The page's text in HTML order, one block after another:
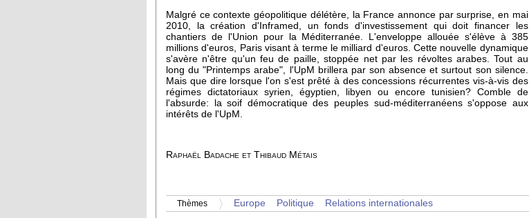
Malgré ce contexte géopolitique délétère, la France annonce par surprise, en mai
2010, la création d'Inframed, un fonds d'investissement qui doit financer les
chantiers de l'Union pour la Méditerranée. L'enveloppe allouée s'élève à 385
millions d'euros, Paris visant à terme le milliard d'euros. Cette nouvelle dynamique
s'avère n'être qu'un feu de paille, stoppée net par les révoltes arabes. Tout au
long du "Printemps arabe", l'UpM brillera par son absence et surtout son silence.
Mais que dire lorsque l'on s'est prêté à des concessions récurrentes vis-à-vis des
régimes dictatoriaux syrien, égyptien, libyen ou encore tunisien? Comble de
l'absurde: la soif démocratique des peuples sud-méditerranéens s'oppose aux
intérêts de l'UpM.
Raphaël Badache et Thibaud Métais
Thèmes Europe Politique Relations internationales